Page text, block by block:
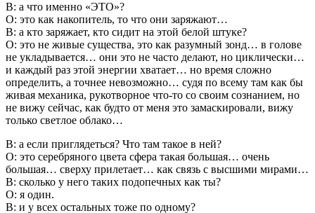
В: а что именно «ЭТО»?
О: это как накопитель, то что они заряжают…
В: а кто заряжает, кто сидит на этой белой штуке?
О: это не живые существа, это как разумный зонд… в голове
не укладывается… они это не часто делают, но циклически…
и каждый раз этой энергии хватает… но время сложно
определить, а точнее невозможно… судя по всему там как бы
живая механика, рукотворное что-то со своим сознанием, но
не вижу сейчас, как будто от меня это замаскировали, вижу
только светлое облако…
В: а если приглядеться? Что там такое в ней?
О: это серебряного цвета сфера такая большая… очень
большая… сверху прилетает… как связь с высшими мирами…
В: сколько у него таких подопечных как ты?
О: я один.
В: и у всех остальных тоже по одному?